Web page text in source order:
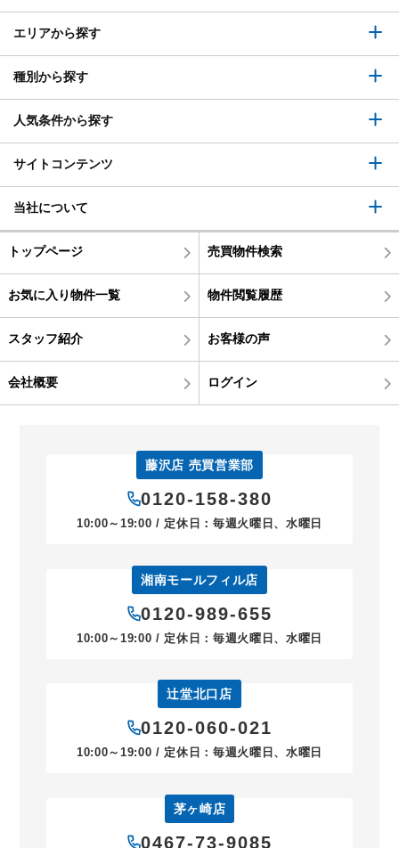
エリアから探す
種別から探す
人気条件から探す
サイトコンテンツ
当社について
トップページ 売買物件検索
お気に入り物件一覧 物件閲覧履歴
スタッフ紹介 お客様の声
会社概要 ログイン
藤沢店 売買営業部
0120-158-380
10:00～19:00 / 定休日：毎週火曜日、水曜日
湘南モールフィル店
0120-989-655
10:00～19:00 / 定休日：毎週火曜日、水曜日
辻堂北口店
0120-060-021
10:00～19:00 / 定休日：毎週火曜日、水曜日
茅ヶ崎店
0467-73-9085